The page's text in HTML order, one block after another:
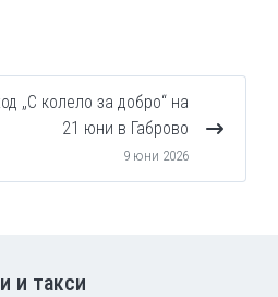
„С колело за добро“ на
21 юни в Габрово
9 юни 2026
и такси